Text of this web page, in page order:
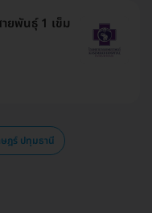
ยพันธุ์ 1 เข็ม
ษฎร์ ปทุมธานี